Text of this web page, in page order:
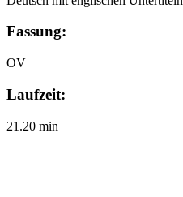
Fassung:
OV
Laufzeit:
21.20 min